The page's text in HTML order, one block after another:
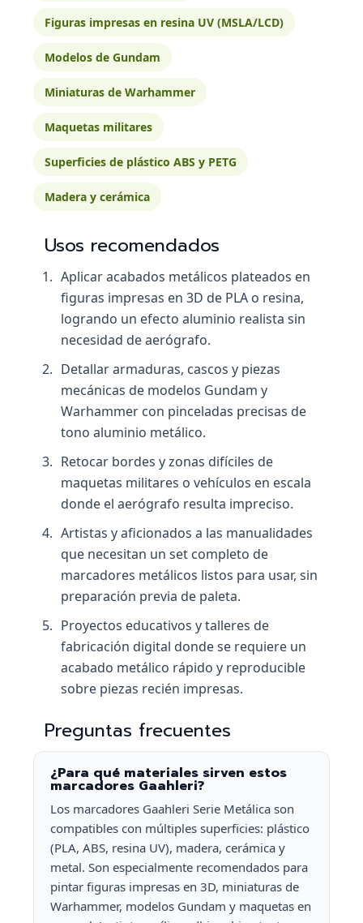
Figuras impresas en resina UV (MSLA/LCD)
Modelos de Gundam
Miniaturas de Warhammer
Maquetas militares
Superficies de plástico ABS y PETG
Madera y cerámica
Usos recomendados
Aplicar acabados metálicos plateados en
figuras impresas en 3D de PLA o resina,
logrando un efecto aluminio realista sin
necesidad de aerógrafo.
Detallar armaduras, cascos y piezas
mecánicas de modelos Gundam y
Warhammer con pinceladas precisas de
tono aluminio metálico.
Retocar bordes y zonas difíciles de
maquetas militares o vehículos en escala
donde el aerógrafo resulta impreciso.
Artistas y aficionados a las manualidades
que necesitan un set completo de
marcadores metálicos listos para usar, sin
preparación previa de paleta.
Proyectos educativos y talleres de
fabricación digital donde se requiere un
acabado metálico rápido y reproducible
sobre piezas recién impresas.
Preguntas frecuentes
¿Para qué materiales sirven estos
marcadores Gaahleri?
Los marcadores Gaahleri Serie Metálica son
compatibles con múltiples superficies: plástico
(PLA, ABS, resina UV), madera, cerámica y
metal. Son especialmente recomendados para
pintar figuras impresas en 3D, miniaturas de
Warhammer, modelos Gundam y maquetas en